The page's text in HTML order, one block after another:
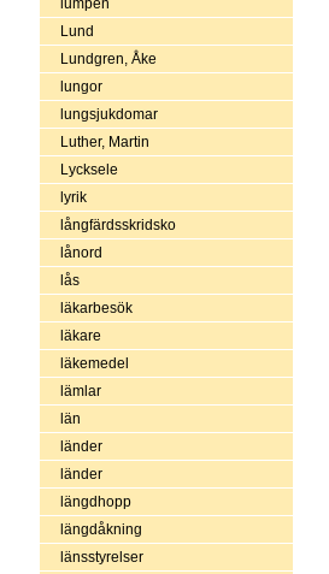
lumpen
Lund
Lundgren, Åke
lungor
lungsjukdomar
Luther, Martin
Lycksele
lyrik
långfärdsskridsko
lånord
lås
läkarbesök
läkare
läkemedel
lämlar
län
länder
länder
längdhopp
längdåkning
länsstyrelser